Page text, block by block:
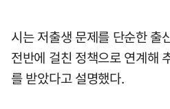
시는 저출생 문제를 단순한 출
전반에 걸친 정책으로 연계해
를 받았다고 설명했다.